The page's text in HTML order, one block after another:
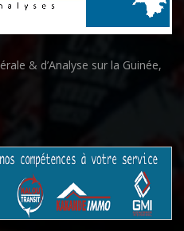
& d’Analyse sur la Guinée,